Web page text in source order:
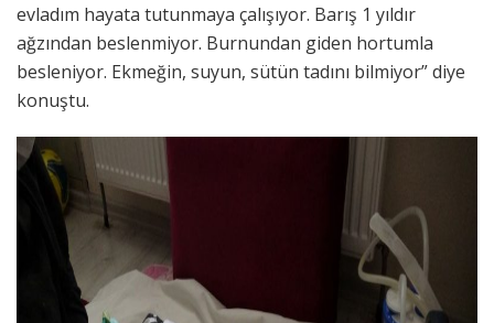
evladım hayata tutunmaya çalışıyor. Barış 1 yıldır
ağzından beslenmiyor. Burnundan giden hortumla
besleniyor. Ekmeğin, suyun, sütün tadını bilmiyor” diye
konuştu.